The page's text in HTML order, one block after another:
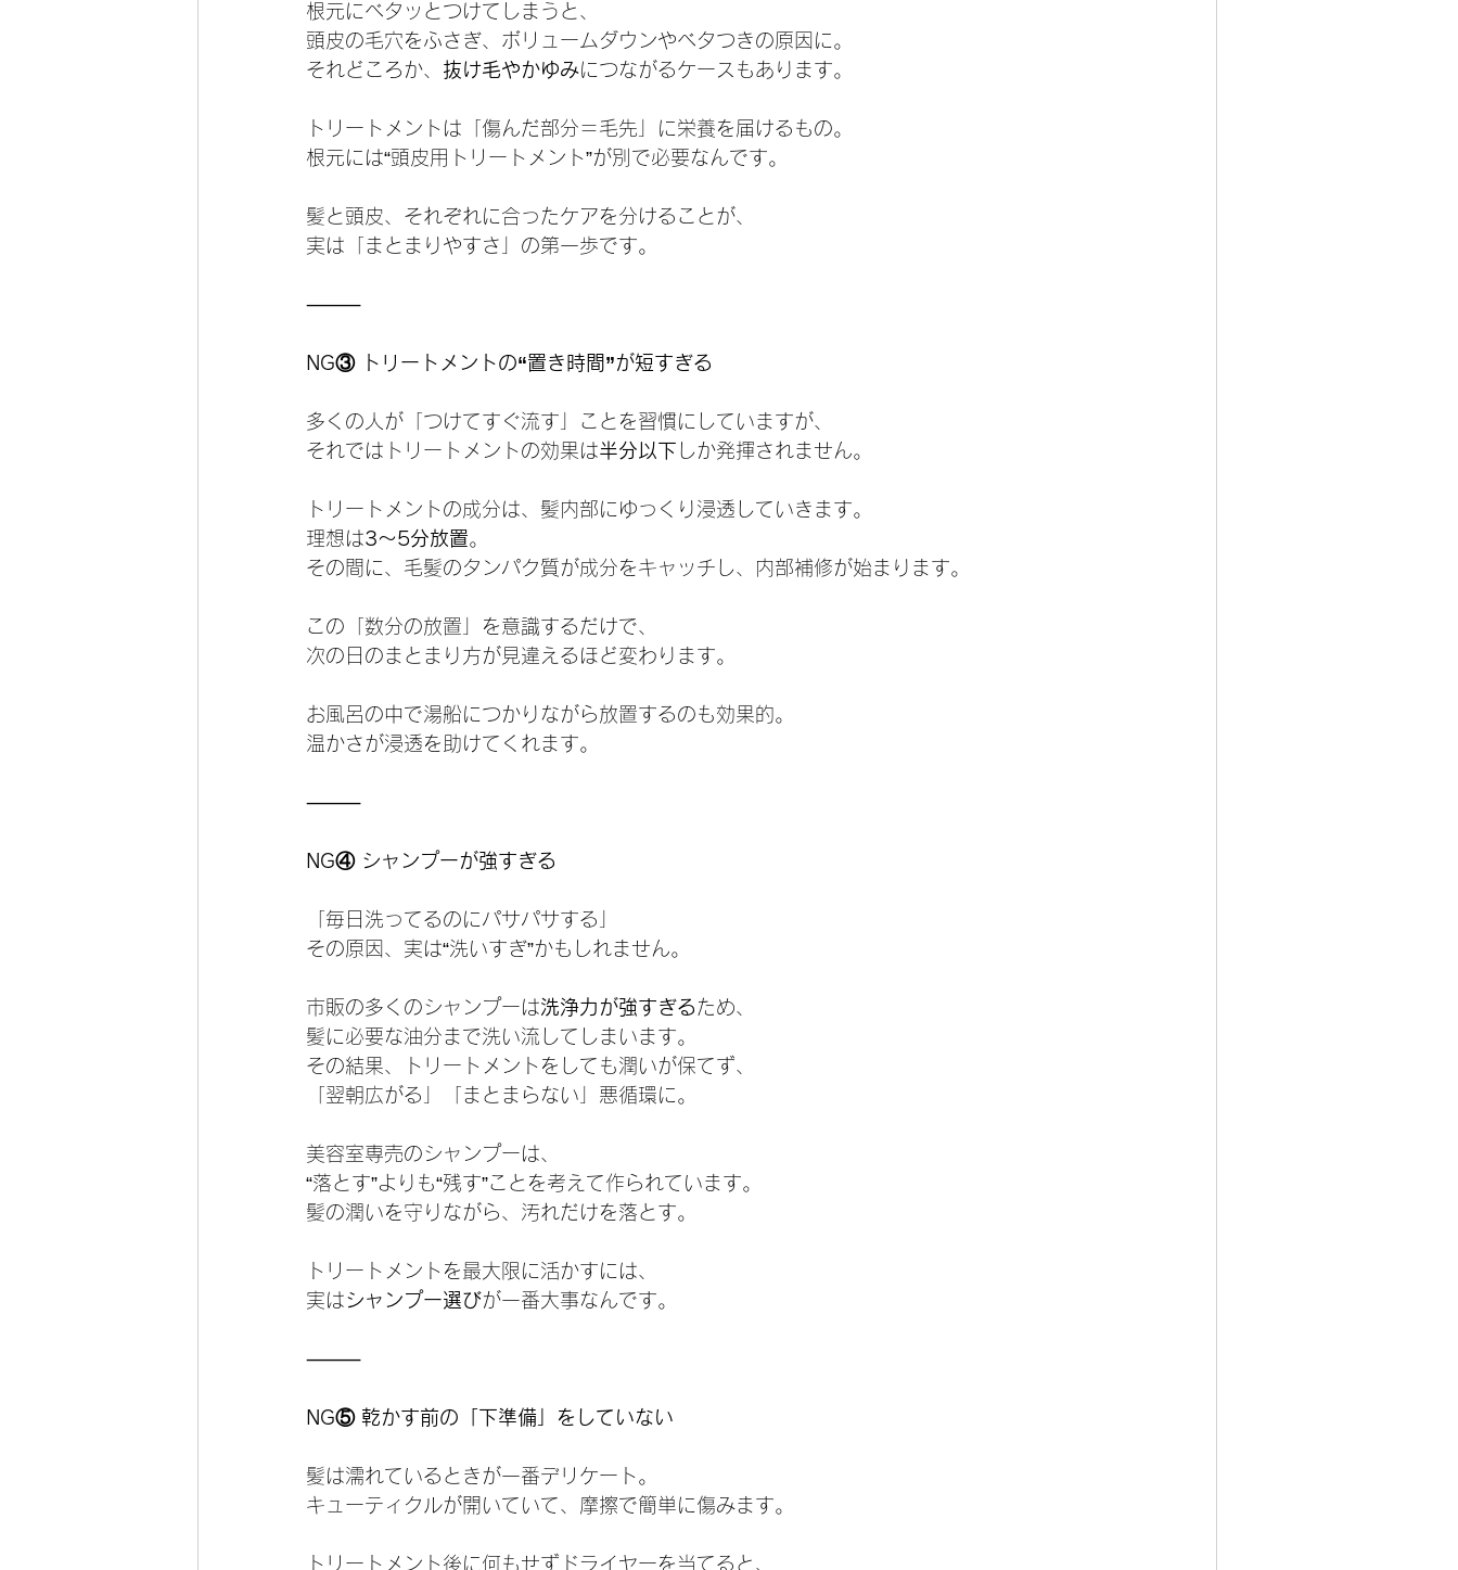
根元にベタッとつけてしまうと、
頭皮の毛穴をふさぎ、ボリュームダウンやベタつきの原因に。
それどころか、 抜け毛やかゆみにつながるケースもあります。
トリートメントは「傷んだ部分＝毛先」に栄養を届けるもの。
根元には“頭皮用トリートメント”が別で必要なんです。
髪と頭皮、それぞれに合ったケアを分けることが、
実は「まとまりやすさ」の第一歩です。
⸻
NG③ トリートメントの“置き時間”が短すぎる
多くの人が「つけてすぐ流す」ことを習慣にしていますが、
それではトリートメントの効果は半分以下 しか発揮されません。
トリートメントの成分は、髪内部にゆっくり浸透していきます。
理想は3〜5分放置。
その間に、毛髪のタンパク質が成分をキャッチし、内部補修が始まります。
この「数分の放置」を意識するだけで、
次の日のまとまり方が見違えるほど変わります。
お風呂の中で湯船につかりながら放置するのも効果的。
温かさが浸透を助けてくれます。
⸻
NG④ シャンプーが強すぎる
「毎日洗ってるのにパサパサする」
その原因、実は“洗いすぎ”かもしれません。
市販の多くのシャンプーは洗浄力が強すぎる ため、
髪に必要な油分まで洗い流してしまいます。
その結果、トリートメントをしても潤いが保てず、
「翌朝広がる」「まとまらない」悪循環に。
美容室専売のシャンプーは、
“落とす”よりも“残す”ことを考えて作られています。
髪の潤いを守りながら、汚れだけを落とす。
トリートメントを最大限に活かすには、
実はシャンプー選びが一番大事なんです。
⸻
NG⑤ 乾かす前の「下準備」をしていない
髪は濡れているときが一番デリケート。
キューティクルが開いていて、摩擦で簡単に傷みます。
トリートメント後に何もせずドライヤーを当てると、